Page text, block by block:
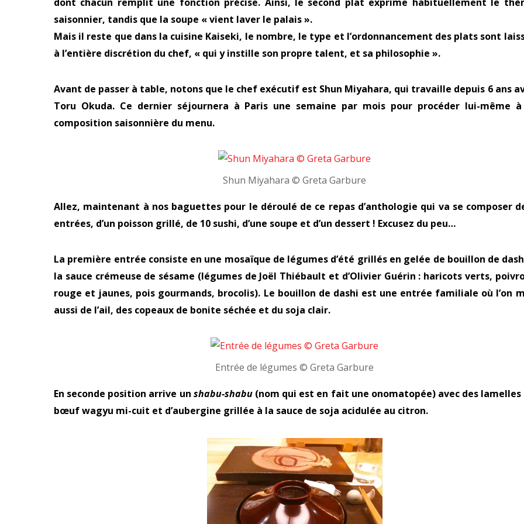
saisonnier, tandis que la soupe « vient laver le palais ».
Mais il reste que dans la cuisine Kaiseki, le nombre, le type et l’ordonnancement des plats sont
à l’entière discrétion du chef, « qui y instille son propre talent, et sa philosophie ».
Avant de passer à table, notons que le chef exécutif est Shun Miyahara, qui travaille depuis 6 ans
Toru Okuda. Ce dernier séjournera à Paris une semaine par mois pour procéder lui-même
composition saisonnière du menu.
Shun Miyahara © Greta Garbure
Allez, maintenant à nos baguettes pour le déroulé de ce repas d’anthologie qui va se composer
entrées, d’un poisson grillé, de 10 sushi, d’une soupe et d’un dessert ! Excusez du peu…
La première entrée consiste en une mosaïque de légumes d’été grillés en gelée de bouillon de
la sauce crémeuse de sésame (légumes de Joël Thiébault et d’Olivier Guérin : haricots verts,
rouge et jaunes, pois gourmands, brocolis). Le bouillon de dashi est une entrée familiale où l’on
aussi de l’ail, des copeaux de bonite séchée et du soja clair.
Entrée de légumes © Greta Garbure
En seconde position arrive un shabu-shabu(nom qui est en fait une onomatopée) avec des lamelles
bœuf wagyu mi-cuit et d’aubergine grillée à la sauce de soja acidulée au citron.